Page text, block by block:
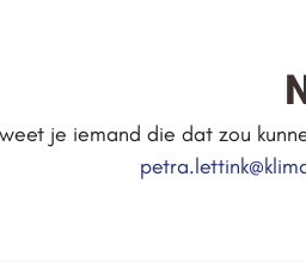
je iemand die dat zou